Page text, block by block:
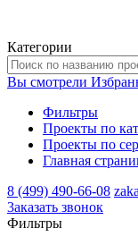
Категории
Вы смотрели
Фильтры
Проекты по
Проекты по
Главная
8 (499) 490-66-08
3аказать звонок
Фильтры